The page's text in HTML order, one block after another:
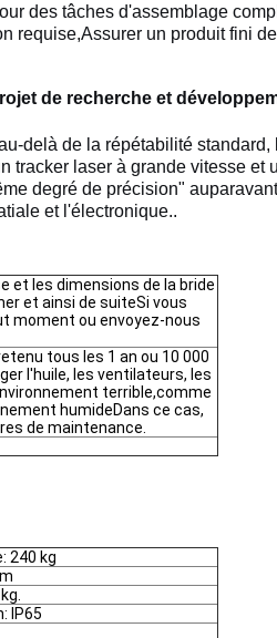
des tâches d'assemblage
requise,Assurer un produit fini
de recherche et
delà de la répétabilité
tracker laser à grande vitesse et
degré de précision"
et l'électronique..
et les dimensions de la bride
et ainsi de suiteSi vous
moment ou envoyez-nous
tous les 1 an ou 10 000
l'huile, les ventilateurs, les
terrible,comme
humideDans ce cas,
de maintenance.
240 kg
IP65